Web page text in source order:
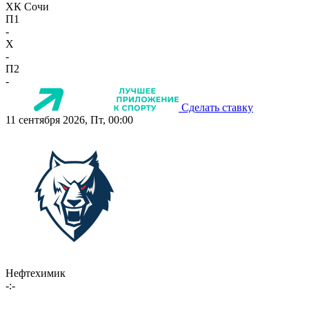
ХК Сочи
П1
-
X
-
П2
-
Сделать ставку
11 сентября 2026, Пт, 00:00
Нефтехимик
-:-